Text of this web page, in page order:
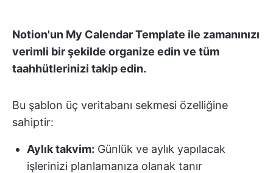
Notion'un My Calendar Template ile zamanınızı
verimli bir şekilde organize edin ve tüm
taahhütlerinizi takip edin.
Bu şablon üç veritabanı sekmesi özelliğine
sahiptir:
Aylık takvim: Günlük ve aylık yapılacak
işlerinizi planlamanıza olanak tanır